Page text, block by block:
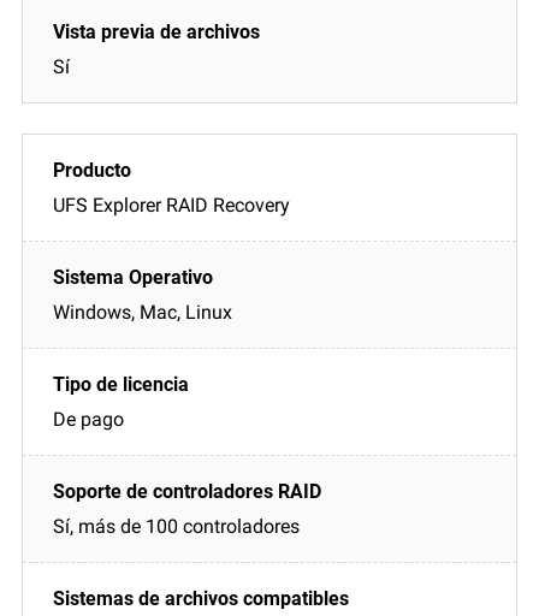
Sí
UFS Explorer RAID Recovery
Windows, Mac, Linux
De pago
Sí, más de 100 controladores